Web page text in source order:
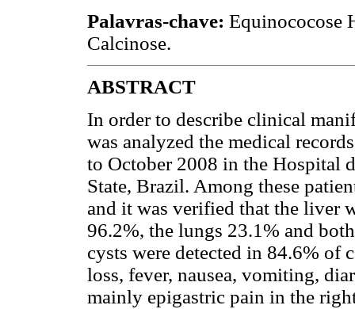
Palavras-chave: Equinococose
Calcinose.
ABSTRACT
In order to describe clinical
was analyzed the medical
to October 2008 in the Hospital
State, Brazil. Among these
and it was verified that the liver
96.2%, the lungs 23.1% and
cysts were detected in 84.6% of
loss, fever, nausea, vomiting,
mainly epigastric pain in the